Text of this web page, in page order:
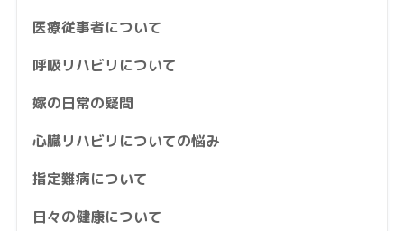
医療従事者について
呼吸リハビリについて
嫁の日常の疑問
心臓リハビリについての悩み
指定難病について
日々の健康について